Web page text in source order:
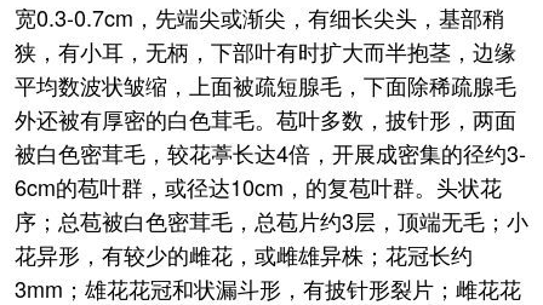
宽0.3-0.7cm，先端尖或渐尖，有细长尖头，基部稍
狭，有小耳，无柄，下部叶有时扩大而半抱茎，边缘
平均数波状皱缩，上面被疏短腺毛，下面除稀疏腺毛
外还被有厚密的白色茸毛。苞叶多数，披针形，两面
被白色密茸毛，较花葶长达4倍，开展成密集的径约3-
6cm的苞叶群，或径达10cm，的复苞叶群。头状花
序；总苞被白色密茸毛，总苞片约3层，顶端无毛；小
花异形，有较少的雌花，或雌雄异株；花冠长约
3mm；雄花花冠和状漏斗形，有披针形裂片；雌花花